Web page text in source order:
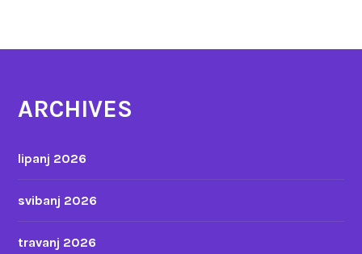
ARCHIVES
lipanj 2026
svibanj 2026
travanj 2026